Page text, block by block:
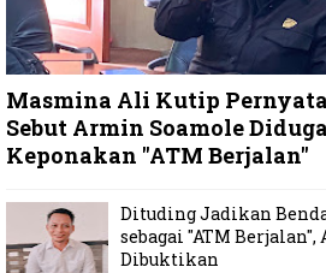
Masmina Ali Kutip
Sebut Armin Soamole
Keponakan "ATM Berjalan"
Dituding Jadikan
sebagai "ATM
Dibuktikan